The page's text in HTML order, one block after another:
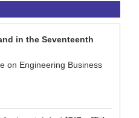
in the Seventeenth
on Engineering Business